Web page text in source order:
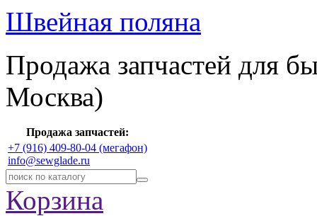
Швейная поляна
Продажа запчастей для
Москва)
Продажа запчастей:
+7 (916) 409-80-04 (мегафон)
info@sewglade.ru
Корзина